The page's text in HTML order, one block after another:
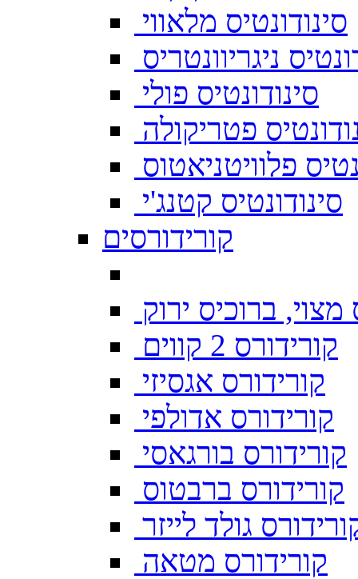
סינודונטיס מלאווי
ניגריוונטריס
סינודונטיס פולי
פטריקולה
פלוויטניאטוס
סינודונטיס קטנג'י
קורידורסים
מצוי, ברוכיס ירוק
קורידורס 2 קווים
קורידורס אגסיזי
קורידורס אדולפי
קורידורס בורגאסי
קורידורס ברבטוס
גולד לייזר
קורידורס מטאה